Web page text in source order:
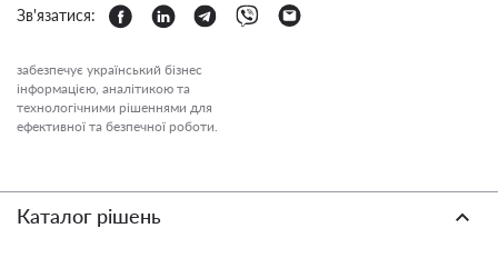
Зв'язатися:
забезпечує український бізнес
інформацією, аналітикою та
технологічними рішеннями для
ефективної та безпечної роботи.
Каталог рішень